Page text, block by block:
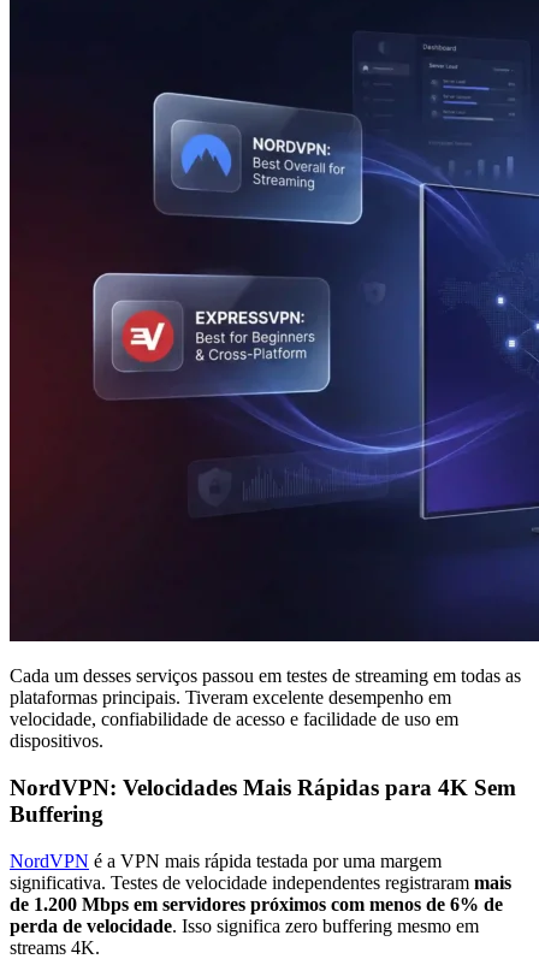
Cada um desses serviços passou em testes de streaming em todas as
plataformas principais. Tiveram excelente desempenho em
velocidade, confiabilidade de acesso e facilidade de uso em
dispositivos.
NordVPN: Velocidades Mais Rápidas para 4K Sem
Buffering
NordVPN é a VPN mais rápida testada por uma margem
significativa. Testes de velocidade independentes registraram mais
de 1.200 Mbps em servidores próximos com menos de 6% de
perda de velocidade. Isso significa zero buffering mesmo em
streams 4K.